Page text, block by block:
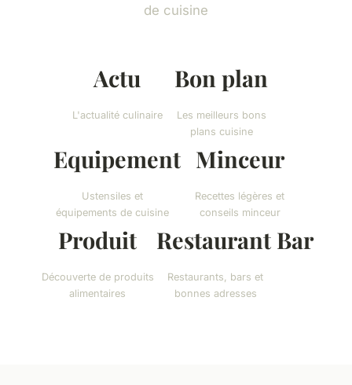
de cuisine
Actu
L'actualité culinaire
Bon plan
Les meilleurs bons
plans cuisine
Equipement
Ustensiles et
équipements de cuisine
Minceur
Recettes légères et
conseils minceur
Produit
Découverte de produits
alimentaires
Restaurant Bar
Restaurants, bars et
bonnes adresses